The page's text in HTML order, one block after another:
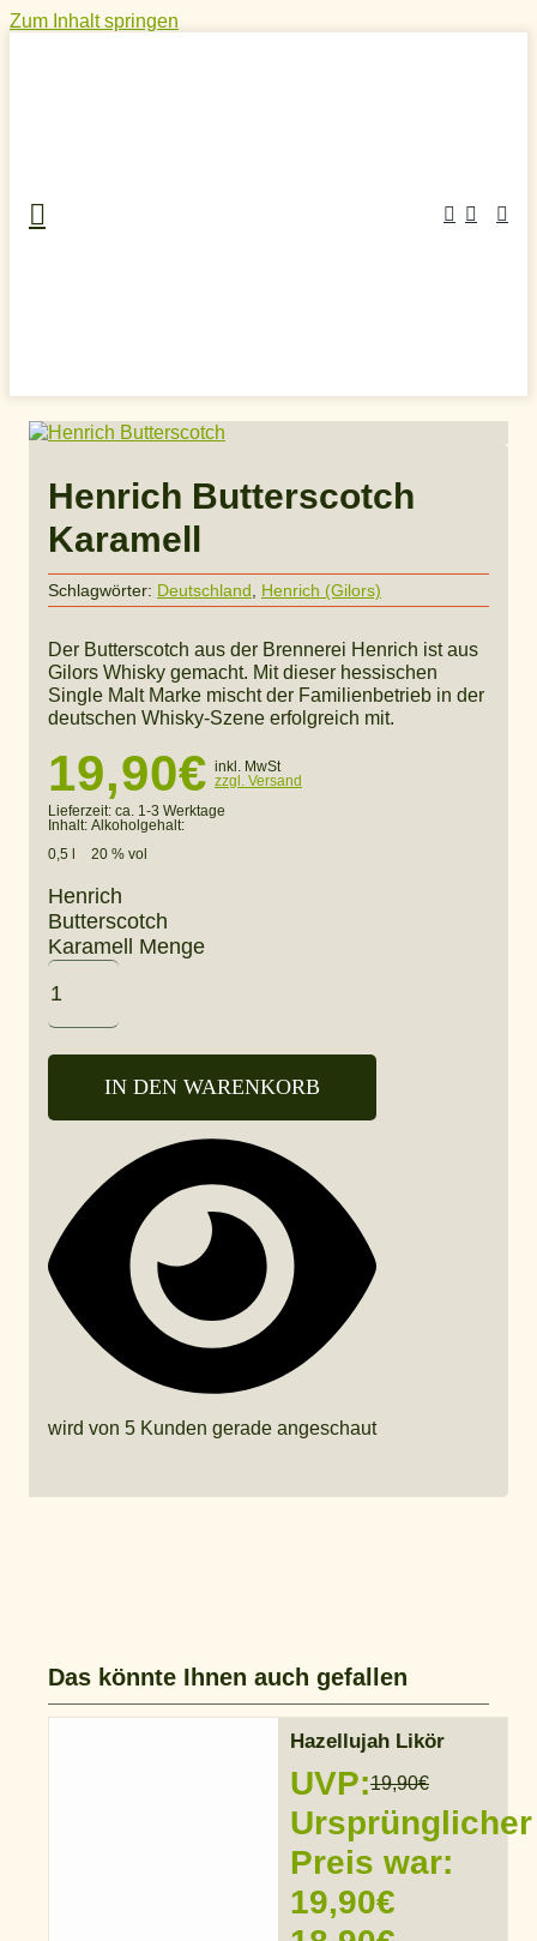
Zum Inhalt springen
Henrich Butterscotch
Karamell
Schlagwörter: Deutschland Henrich (Gilors)
Der Butterscotch aus der Brennerei Henrich ist aus
Gilors Whisky gemacht. Mit dieser hessischen
Single Malt Marke mischt der Familienbetrieb in der
deutschen Whisky-Szene erfolgreich mit.
19,90€ inkl. MwSt
zzgl. Versand
Lieferzeit: ca. 1-3 Werktage
Inhalt:
0,5 l
Alkoholgehalt:
20 % vol
Henrich
Butterscotch
Karamell Menge
IN DEN WARENKORB
wird von 5 Kunden gerade angeschaut
Das könnte Ihnen auch gefallen
Hazellujah Likör
UVP:19,90€
Ursprünglicher
Preis war:
19,90€